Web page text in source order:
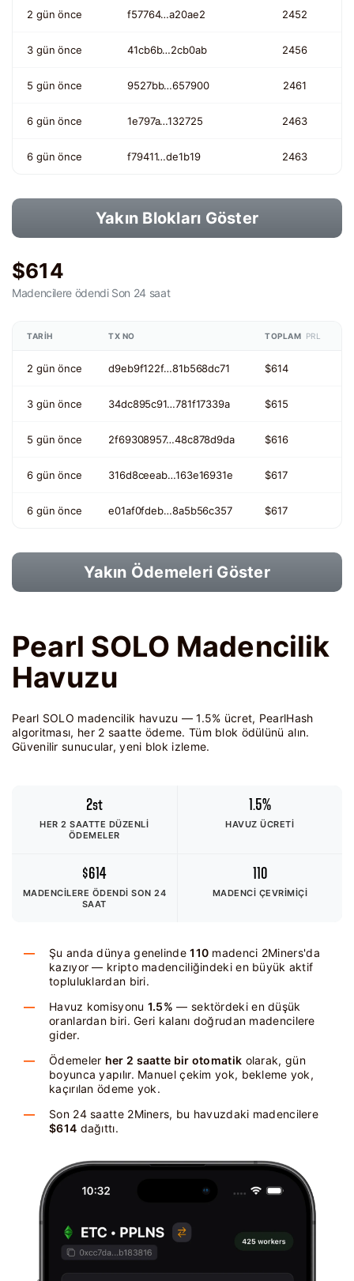
2 gün önce f57764…a20ae2 2452
3 gün önce 41cb6b…2cb0ab 2456
5 gün önce 9527bb…657900 2461
6 gün önce 1e797a…132725 2463
6 gün önce f79411…de1b19 2463
Yakın Blokları Göster
$614
Madencilere ödendi Son 24 saat
TARIH TX NO TOPLAM PRL
2 gün önce d9eb9f122f…81b568dc71 $614
3 gün önce 34dc895c91…781f17339a $615
5 gün önce 2f69308957…48c878d9da $616
6 gün önce 316d8ceeab…163e16931e $617
6 gün önce e01af0fdeb…8a5b56c357 $617
Yakın Ödemeleri Göster
Pearl SOLO Madencilik
Havuzu
Pearl SOLO madencilik havuzu — 1.5% ücret, PearlHash
algoritması, her 2 saatte ödeme. Tüm blok ödülünü alın.
Güvenilir sunucular, yeni blok izleme.
2st
HER 2 SAATTE DÜZENLI
ÖDEMELER
1.5%
HAVUZ ÜCRETI
$614
MADENCILERE ÖDENDI SON 24
SAAT
110
MADENCI ÇEVRIMIÇI
Şu anda dünya genelinde110 madenci 2Miners'da
kazıyor — kripto madenciliğindeki en büyük aktif
topluluklardan biri.
Havuz komisyonu 1.5% — sektördeki en düşük
oranlardan biri. Geri kalanı doğrudan madencilere
gider.
Ödemeler her 2 saatte bir otomatik olarak, gün
boyunca yapılır. Manuel çekim yok, bekleme yok,
kaçırılan ödeme yok.
Son 24 saatte 2Miners, bu havuzdaki madencilere
$614 dağıttı.